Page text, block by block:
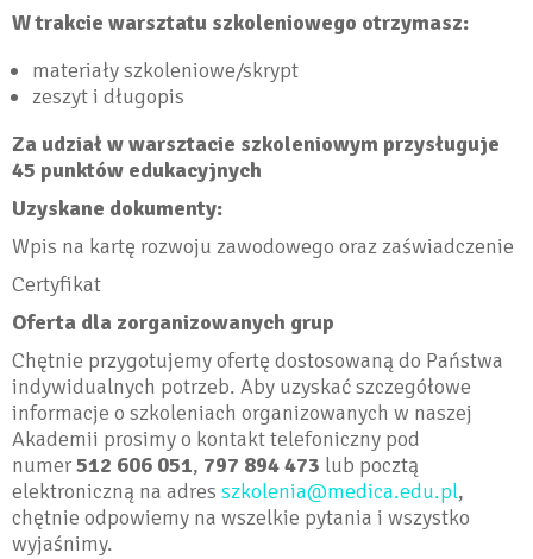
W trakcie warsztatu szkoleniowego otrzymasz:
materiały szkoleniowe/skrypt
zeszyt i długopis
Za udział w warsztacie szkoleniowym przysługuje
45 punktów edukacyjnych
Uzyskane dokumenty:
Wpis na kartę rozwoju zawodowego oraz zaświadczenie
Certyfikat
Oferta dla zorganizowanych grup
Chętnie przygotujemy ofertę dostosowaną do Państwa
indywidualnych potrzeb. Aby uzyskać szczegółowe
informacje o szkoleniach organizowanych w naszej
Akademii prosimy o kontakt telefoniczny pod
numer512 606 051, 797 894 473 lub pocztą
elektroniczną na adres szkolenia@medica.edu.pl,
chętnie odpowiemy na wszelkie pytania i wszystko
wyjaśnimy.